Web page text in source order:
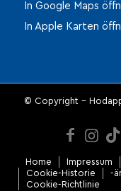
In Google Maps
In Apple Karten
© Copyright -
Home Impressum
Cookie-Historie
-
Cookie-Richtlinie